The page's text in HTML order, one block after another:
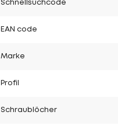
Schnellsuchcode
EAN code
Marke
Profil
Schraublöcher